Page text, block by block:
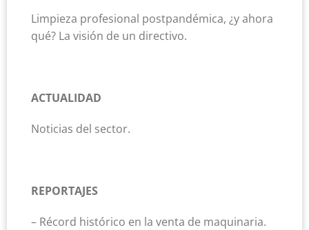
Limpieza profesional postpandémica, ¿y ahora
qué? La visión de un directivo.
ACTUALIDAD
Noticias del sector.
REPORTAJES
– Récord histórico en la venta de maquinaria.